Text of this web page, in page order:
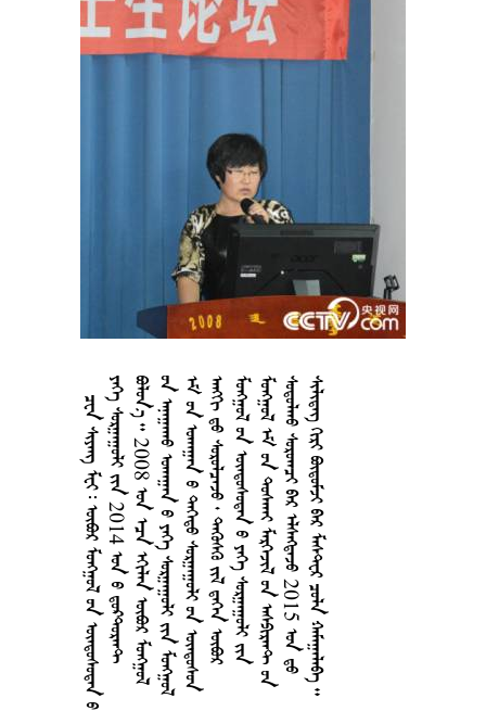
          2014    2008                                   2015        